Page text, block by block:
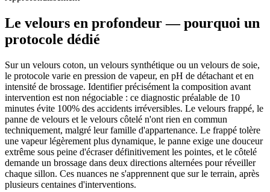
Le velours en profondeur — pourquoi un
protocole dédié
Sur un velours coton, un velours synthétique ou un velours de soie,
le protocole varie en pression de vapeur, en pH de détachant et en
intensité de brossage. Identifier précisément la composition avant
intervention est non négociable : ce diagnostic préalable de 10
minutes évite 100% des accidents irréversibles. Le velours frappé, le
panne de velours et le velours côtelé n'ont rien en commun
techniquement, malgré leur famille d'appartenance. Le frappé tolère
une vapeur légèrement plus dynamique, le panne exige une douceur
extrême sous peine d'écraser définitivement les pointes, et le côtelé
demande un brossage dans deux directions alternées pour réveiller
chaque sillon. Ces nuances ne s'apprennent que sur le terrain, après
plusieurs centaines d'interventions.